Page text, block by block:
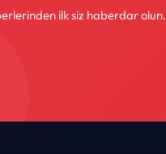
ilk siz haberdar olun.